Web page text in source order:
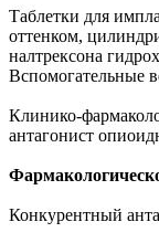
Таблетки для
оттенком,
налтрексона
Вспомогательные
Клинико-
антагонист
Конкурентный